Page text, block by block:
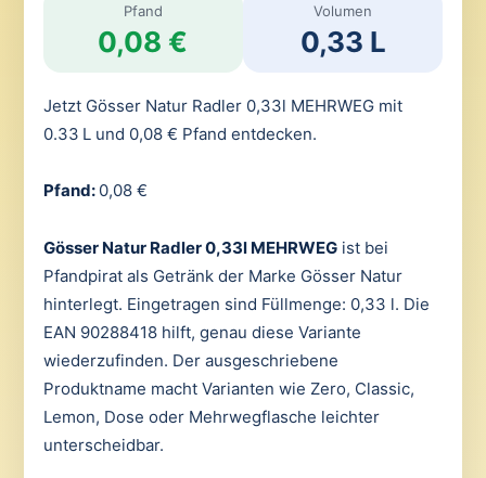
Pfand
0,08 €
Volumen
0,33 L
Jetzt Gösser Natur Radler 0,33l MEHRWEG mit
0.33 L und 0,08 € Pfand entdecken.
Pfand: 0,08 €
Gösser Natur Radler 0,33l MEHRWEGist bei
Pfandpirat als Getränk der Marke Gösser Natur
hinterlegt. Eingetragen sind Füllmenge: 0,33 l. Die
EAN 90288418 hilft, genau diese Variante
wiederzufinden. Der ausgeschriebene
Produktname macht Varianten wie Zero, Classic,
Lemon, Dose oder Mehrwegflasche leichter
unterscheidbar.